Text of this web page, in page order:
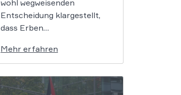
wohl wegweisenden
Entscheidung klargestellt,
dass Erben
auf Social-Media-Konten von
Verstorbenen erhalten
können. Ihnen stehen nicht
nur passive Leserechte,
Mehr erfahren